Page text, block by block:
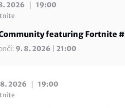
2026 19:00
featuring Fortnite
9. 8. 2026 21:00
8. 2026 19:00